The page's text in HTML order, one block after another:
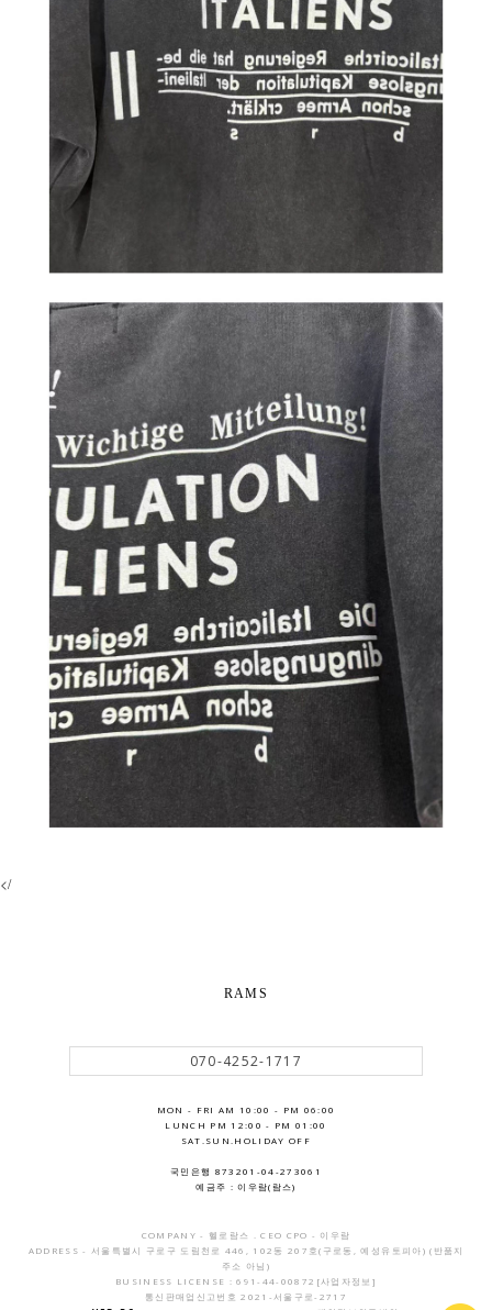
</
RAMS
070-4252-1717
MON - FRI AM 10:00 - PM 06:00
LUNCH PM 12:00 - PM 01:00
SAT.SUN.HOLIDAY OFF
국민은행 873201-04-273061
예금주 : 이우람(람스)
COMPANY - 헬로람스 . CEO CPO - 이우람
ADDRESS - 서울특별시 구로구 도림천로 446, 102동 207호(구로동, 예성유토피아) (반품지
주소 아님)
BUSINESS LICENSE : 691-44-00872 [사업자정보]
통신판매업신고번호 2021-서울구로-2717